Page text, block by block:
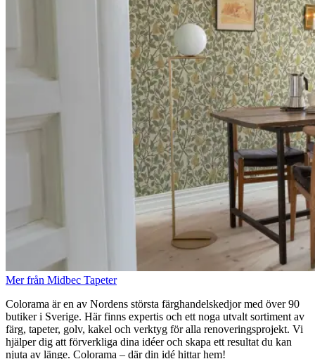
Mer från Midbec Tapeter
Colorama är en av Nordens största färghandelskedjor med över 90
butiker i Sverige. Här finns expertis och ett noga utvalt sortiment av
färg, tapeter, golv, kakel och verktyg för alla renoveringsprojekt. Vi
hjälper dig att förverkliga dina idéer och skapa ett resultat du kan
njuta av länge. Colorama – där din idé hittar hem!